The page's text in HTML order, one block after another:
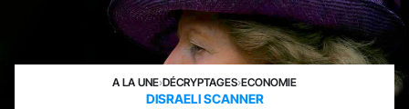
A LA UNE›DÉCRYPTAGES›ECONOMIE
DISRAELI SCANNER